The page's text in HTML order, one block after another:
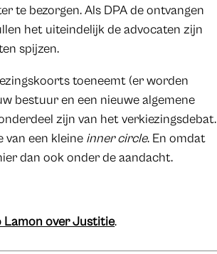
te bezorgen. Als DPA de ontvangen
het uiteindelijk de advocaten zijn
spijzen.
toeneemt (er worden
bestuur en een nieuwe algemene
zijn van het verkiezingsdebat.
van een kleine inner circle. En omdat
dan ook onder de aandacht.
Lamon over Justitie.